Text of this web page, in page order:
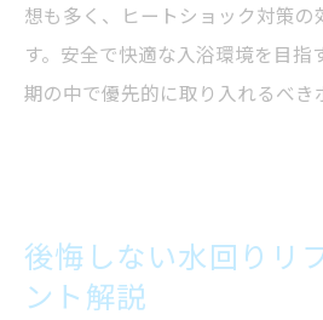
想も多く、ヒートショック対策の
す。安全で快適な入浴環境を目指
期の中で優先的に取り入れるべき
後悔しない水回りリ
ント解説